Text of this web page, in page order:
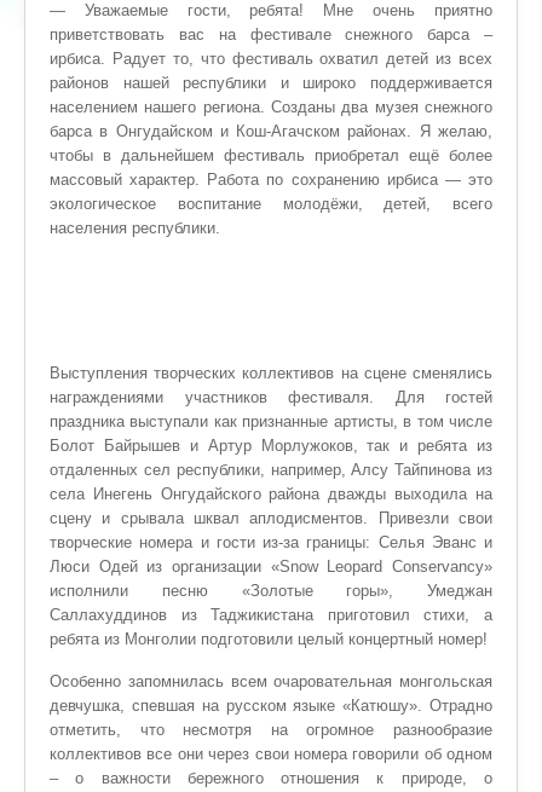
— Уважаемые гости, ребята! Мне очень приятно
приветствовать вас на фестивале снежного барса –
ирбиса. Радует то, что фестиваль охватил детей из всех
районов нашей республики и широко поддерживается
населением нашего региона. Созданы два музея снежного
барса в Онгудайском и Кош-Агачском районах. Я желаю,
чтобы в дальнейшем фестиваль приобретал ещё более
массовый характер. Работа по сохранению ирбиса — это
экологическое воспитание молодёжи, детей, всего
населения республики.
Выступления творческих коллективов на сцене сменялись
награждениями участников фестиваля. Для гостей
праздника выступали как признанные артисты, в том числе
Болот Байрышев и Артур Морлужоков, так и ребята из
отдаленных сел республики, например, Алсу Тайпинова из
села Инегень Онгудайского района дважды выходила на
сцену и срывала шквал аплодисментов. Привезли свои
творческие номера и гости из-за границы: Селья Эванс и
Люси Одей из организации «Snow Leopard Conservancy»
исполнили песню «Золотые горы», Умеджан
Саллахуддинов из Таджикистана приготовил стихи, а
ребята из Монголии подготовили целый концертный номер!
Особенно запомнилась всем очаровательная монгольская
девчушка, спевшая на русском языке «Катюшу». Отрадно
отметить, что несмотря на огромное разнообразие
коллективов все они через свои номера говорили об одном
– о важности бережного отношения к природе, о